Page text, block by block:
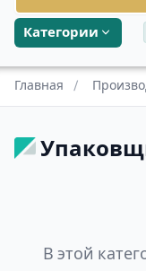
Категории
Главная /
В этой